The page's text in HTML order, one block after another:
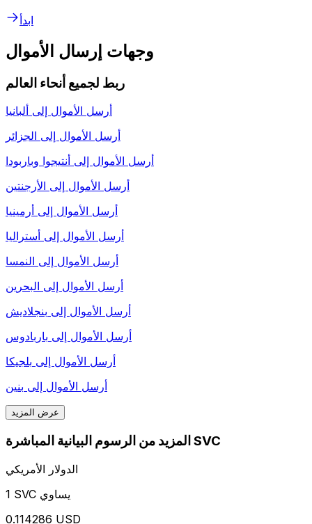
ابدأ
وجهات إرسال الأموال
ربط لجميع أنحاء العالم
أرسل الأموال إلى ألبانيا
أرسل الأموال إلى الجزائر
أرسل الأموال إلى أنتيجوا وباربودا
أرسل الأموال إلى الأرجنتين
أرسل الأموال إلى أرمينيا
أرسل الأموال إلى أستراليا
أرسل الأموال إلى النمسا
أرسل الأموال إلى البحرين
أرسل الأموال إلى بنجلاديش
أرسل الأموال إلى باربادوس
أرسل الأموال إلى بلجيكا
أرسل الأموال إلى بنين
عرض المزيد
المزيد من الرسوم البيانية المباشرة SVC
الدولار الأمريكي
1 SVC يساوي
0.114286 USD